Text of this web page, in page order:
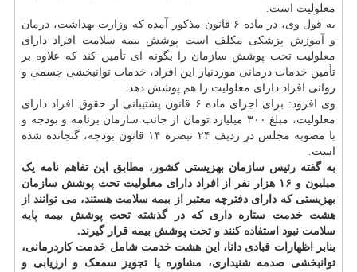
معلولیت است.
به قول وی، در ماده ۶ قانون مذکور آمده که وزارت بهداشت،
درمان
و
آموزش پزشکی مکلف است پوشش بیمه سلامت افراد دارای
معلولیت تحت پوشش سازمان را بگونه ای تأمین کند که علاوه بر
تأمین خدمات درمانی موردنیاز این افراد، خدمات توانبخشی جسمی و
روانی افراد دارای معلولیت را هم پوشش دهد.
وی افزود: برای اجرای ماده ۶ قانون پشتیبانی از حقوق افراد دارای
معلولیت، مبلغ ۳۰۰ میلیارد تومان از جانب سازمان برنامه و بودجه و
با مصوبه مجلس در ردیف ۲۴ تبصره ۱۴ قانون بودجه، گنجانده شده
است.
به گفته رئیس سازمان بهزیستی کشور، مطابق این تفاهم نامه یک
میلیون و ۱۶ هزار نفر از افراد دارای معلولیت تحت پوشش سازمان
بهزیستی که دارای دفترچه معتبر از بیمه سلامت هستند، می توانند از
هشت خدمت ستاره داری که در گذشته تحت پوشش بیمه پایه
سلامت نبود استفاده کنند و تحت پوشش بیمه قرار گیرند.
بنابر اظهارات قبادی دانا، این هشت خدمت شامل خدمت کاردرمانی،
توانبخشی صدمه شنیداری، مشاوره یا تجویز سمعک و ارزیابی و